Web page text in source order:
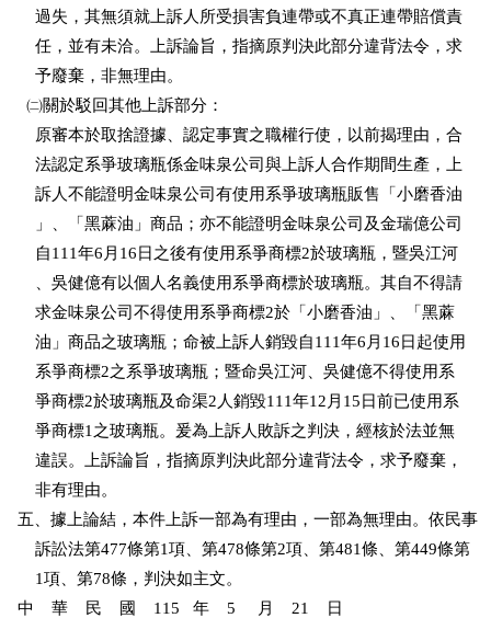
    過失，其無須就上訴人所受損害負連帶或不真正連帶賠償責
    任，並有未洽。上訴論旨，指摘原判決此部分違背法令，求
    予廢棄，非無理由。
  ㈡關於駁回其他上訴部分：
    原審本於取捨證據、認定事實之職權行使，以前揭理由，合
    法認定系爭玻璃瓶係金味泉公司與上訴人合作期間生產，上
    訴人不能證明金味泉公司有使用系爭玻璃瓶販售「小磨香油
    」、「黑蔴油」商品；亦不能證明金味泉公司及金瑞億公司
    自111年6月16日之後有使用系爭商標2於玻璃瓶，暨吳江河
    、吳健億有以個人名義使用系爭商標於玻璃瓶。其自不得請
    求金味泉公司不得使用系爭商標2於「小磨香油」、「黑蔴
    油」商品之玻璃瓶；命被上訴人銷毀自111年6月16日起使用
    系爭商標2之系爭玻璃瓶；暨命吳江河、吳健億不得使用系
    爭商標2於玻璃瓶及命渠2人銷毀111年12月15日前已使用系
    爭商標1之玻璃瓶。爰為上訴人敗訴之判決，經核於法並無
    違誤。上訴論旨，指摘原判決此部分違背法令，求予廢棄，
    非有理由。
五、據上論結，本件上訴一部為有理由，一部為無理由。依民事
    訴訟法第477條第1項、第478條第2項、第481條、第449條第
    1項、第78條，判決如主文。
中    華    民    國    115   年    5     月    21    日